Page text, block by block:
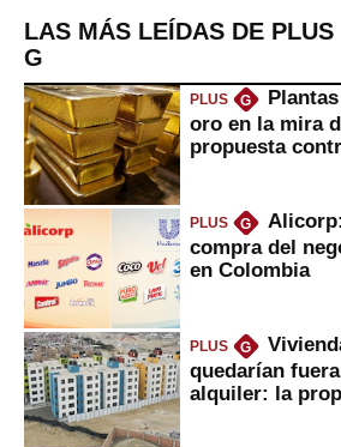
LAS MÁS LEÍDAS DE PLUS
G
PLUS G
oro en la mira
propuesta
PLUS G
compra del
en Colombia
PLUS G
quedarían
alquiler: la